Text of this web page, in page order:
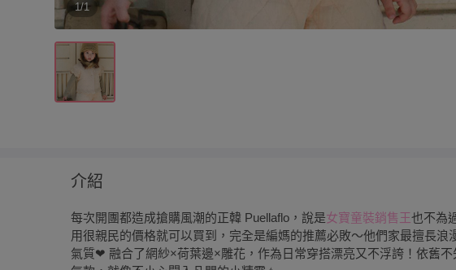
1/1
介紹
每次開團都造成搶購風潮的正韓 Puellaflo，說是女寶童裝銷售王也不為
用很親民的價格就可以買到，完全是編媽的推薦必敗～他們家最擅長浪
氣質❤ 融合了網紗×荷葉邊×雕花，作為日常穿搭漂亮又不浮誇！依舊